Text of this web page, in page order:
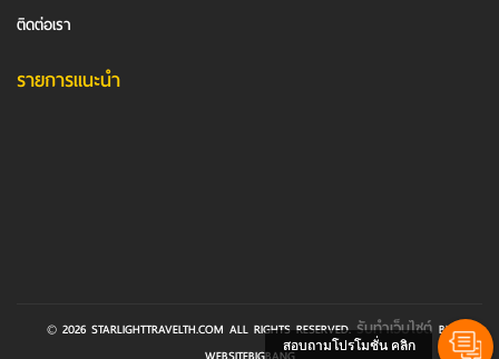
ติดต่อเรา
รายการแนะนำ
© 2026 STARLIGHTTRAVELTH.COM ALL RIGHTS RESERVED.รับทําเว็บไซต์ BY
สอบถามโปรโมชั่น คลิก